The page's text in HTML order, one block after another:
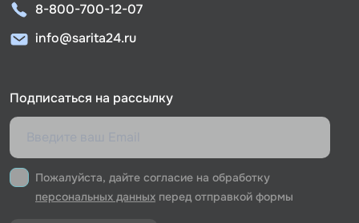
8-800-700-12-07
info@sarita24.ru
Подписаться на рассылку
Пожалуйста, дайте согласие на обработку
персональных данных перед отправкой формы